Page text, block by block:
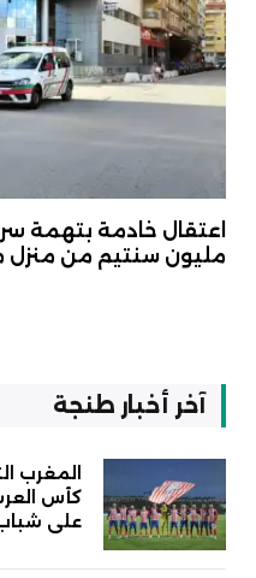
مليون سنتيم من منزل
آخر أخبار طنجة
المغرب
كأس
على